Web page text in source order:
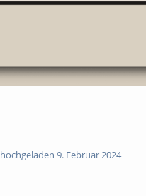
hochgeladen 9. Februar 2024